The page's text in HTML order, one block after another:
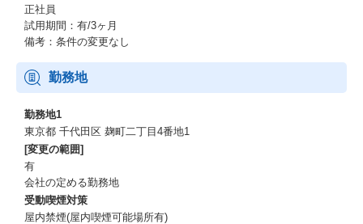
日立グループが持つ知見／技術・人脈が活用可能であり、
絵に描いた餅ではない実践的なソリューションを提供できます。
・日立グループ自体が様々なデジタルテクノロジーを開発してい
て、
実践的なデジタルコンサルティングの知識を身につけることがで
きます。
・若手や女性も多く、多種多様なバックグラウンドを持つ方が在
籍しており、フラットで活力の溢れる組織です
（組織構成：中途入社70％、新卒入社者15％、日立グループ出身
者15％）。
また、多彩なメンバーを支える働き方改革の取組みを進めてお
り、個々人に合った働き方の実現を目指しています。
正社員
試用期間：有/3ヶ月
備考：条件の変更なし
勤務地
勤務地1
東京都 千代田区 麹町二丁目4番地1
[変更の範囲]
有
会社の定める勤務地
受動喫煙対策
屋内禁煙(屋内喫煙可能場所有)